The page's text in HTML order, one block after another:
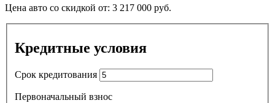
Цена авто со скидкой от: 3 217 000 руб.
Кредитные условия
Срок кредитования
Первоначальный взнос